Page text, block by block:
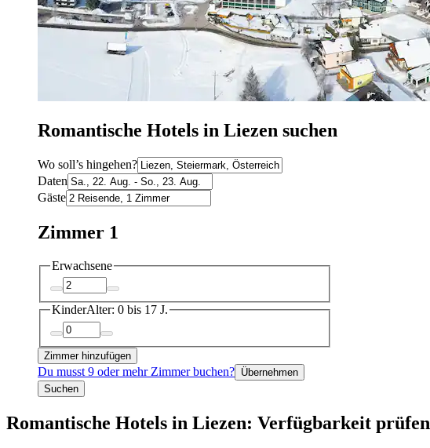
Romantische Hotels in Liezen suchen
Wo soll’s hingehen?
Daten
Gäste
Zimmer 1
Erwachsene
KinderAlter: 0 bis 17 J.
Zimmer hinzufügen
Du musst 9 oder mehr Zimmer buchen? Übernehmen
Suchen
Romantische Hotels in Liezen: Verfügbarkeit prüfen